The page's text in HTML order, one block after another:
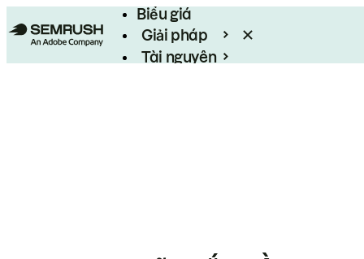
Biểu giá
Giải pháp
Tài nguyên